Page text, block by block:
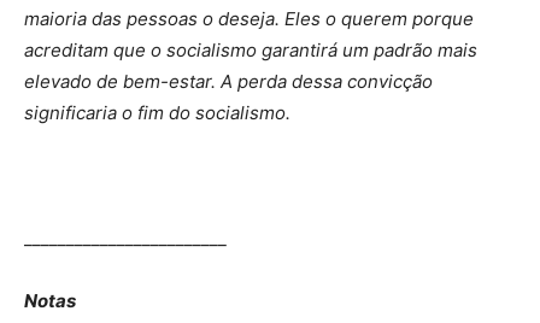
maioria das pessoas o deseja. Eles o querem porque
acreditam que o socialismo garantirá um padrão mais
elevado de bem-estar. A perda dessa convicção
significaria o fim do socialismo.
Notas